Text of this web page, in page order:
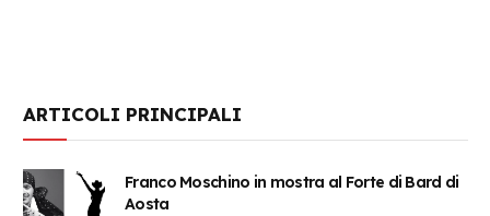
ARTICOLI PRINCIPALI
Franco Moschino in mostra al Forte di Bard di
Aosta